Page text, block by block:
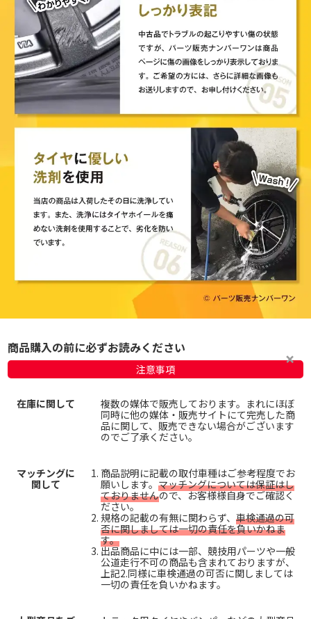
商品購入の前に必ずお読みください
注意事項
在庫に関して
複数の媒体で販売しております。まれにほぼ
同時に他の媒体・販売サイトにて完売した商
品に関して、販売できない場合がございます
のでご了承ください。
マッチングに
関して
商品説明に記載の取付車種はご参考程度でお
願いします。 マッチングについては保証はし
ておりませんので、お客様様自身でご確認く
ださい。
規格の記載の有無に関わらず、 車検通過の可
否に関しましては一切の責任を負いかねま
す。
出品商品に中には一部、競技用パーツや一般
公道走行不可の商品も含まれておりますが、
上記2.同様に車検通過の可否に関しましては
一切の責任を負いかねます。